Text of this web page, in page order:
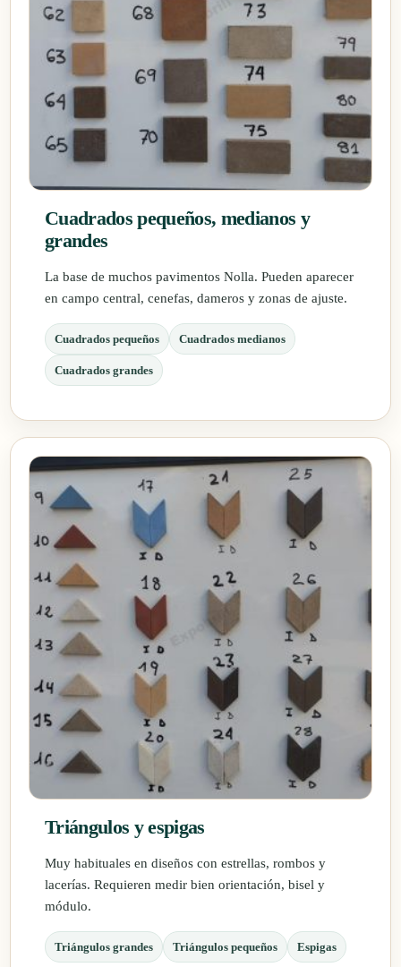
Cuadrados pequeños, medianos y
grandes
La base de muchos pavimentos Nolla. Pueden aparecer
en campo central, cenefas, dameros y zonas de ajuste.
Cuadrados pequeños Cuadrados medianos
Cuadrados grandes
Triángulos y espigas
Muy habituales en diseños con estrellas, rombos y
lacerías. Requieren medir bien orientación, bisel y
módulo.
Triángulos grandes Triángulos pequeños Espigas